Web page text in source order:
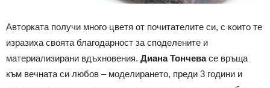
Авторката получи много цветя от почитателите си, с които те
изразиха своята благодарност за споделените и
материализирани вдъхновения. Диана Тончевасе връща
към вечната си любов – моделирането, преди 3 години и